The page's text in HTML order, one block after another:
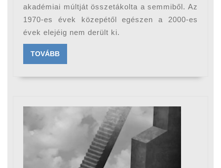
amivel
emberek
álláshoz
rész)
akadémiai múltját összetákolta a semmiből. Az
1970-es évek közepétől egészen a 2000-es
évek elejéig nem derült ki.
TOVÁBBTOVÁBB